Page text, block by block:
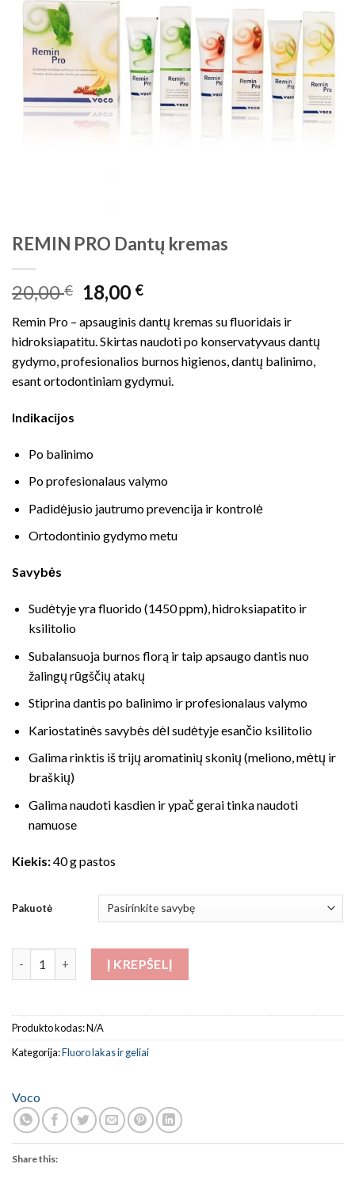
REMIN PRO Dantų kremas
20,00€
Original
price
was:
20,00 €.
18,00 €Current
is:
18,00 €.
Remin Pro – apsauginis dantų kremas su fluoridais ir
hidroksiapatitu. Skirtas naudoti po konservatyvaus dantų
gydymo, profesionalios burnos higienos, dantų balinimo,
esant ortodontiniam gydymui.
Indikacijos
Po balinimo
Po profesionalaus valymo
Padidėjusio jautrumo prevencija ir kontrolė
Ortodontinio gydymo metu
Savybės
Sudėtyje yra fluorido (1450 ppm), hidroksiapatito ir
ksilitolio
Subalansuoja burnos florą ir taip apsaugo dantis nuo
žalingų rūgščių atakų
Stiprina dantis po balinimo ir profesionalaus valymo
Kariostatinės savybės dėl sudėtyje esančio ksilitolio
Galima rinktis iš trijų aromatinių skonių (meliono, mėtų ir
braškių)
Galima naudoti kasdien ir ypač gerai tinka naudoti
namuose
Kiekis:40 g pastos
Pakuotė
produkto kiekis: REMIN PRO Dantų kremas
Į KREPŠELĮ
Produkto kodas:N/A
Kategorija:Fluoro lakas ir geliai
Voco
Share this: